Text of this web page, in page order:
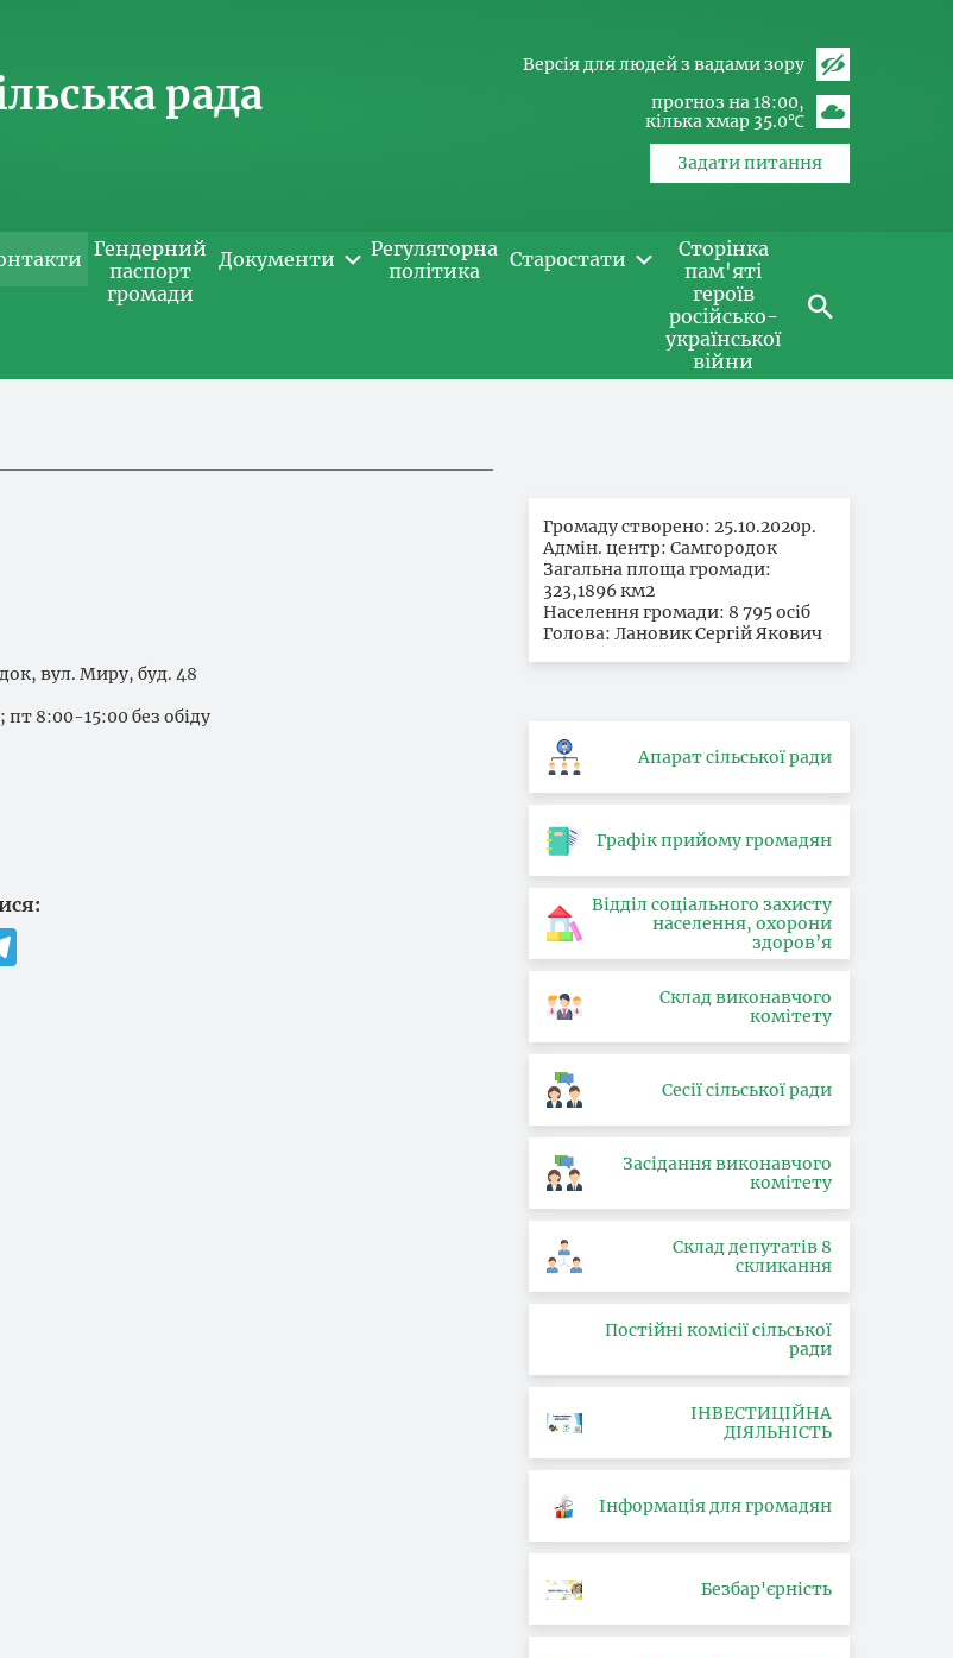
рада
Версія для людей з вадами зору
прогноз на 18:00
кілька хмар 35.0℃
Задати питання
Гендерний
паспорт
громади
Документи
Регуляторна
політика
Старостати
Сторінка
пам'яті
героїв
російсько-
української
війни
вул. Миру, буд. 48
8:00-15:00 без обіду
Громаду створено: 25.10.2020р.
Адмін. центр: Самгородок
Загальна площа громади:
323,1896 км2
Населення громади: 8 795 осіб
Голова: Лановик Сергій Якович
Апарат сільської ради
Графік прийому громадян
Відділ соціального захисту
населення, охорони
здоров’я
Склад виконавчого
комітету
Сесії сільської ради
Засідання виконавчого
комітету
Склад депутатів 8
скликання
Постійні комісії сільської
ради
ІНВЕСТИЦІЙНА
ДІЯЛЬНІСТЬ
Інформація для громадян
Безбар'єрність